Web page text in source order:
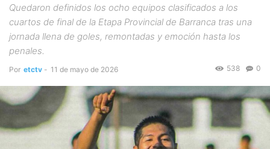
Quedaron definidos los ocho equipos clasificados a los
cuartos de final de la Etapa Provincial de Barranca tras una
jornada llena de goles, remontadas y emoción hasta los
penales.
Por etctv - 11 de mayo de 2026 0
538